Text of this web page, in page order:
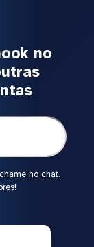
no
no chat.